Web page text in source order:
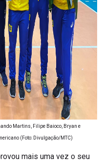
Martins, Filipe Baioco, Bryan e
(Foto: Divulgação/MTC)
mais uma vez o seu